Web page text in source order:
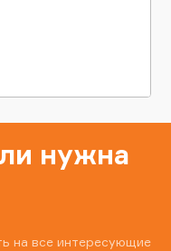
нужна
на все интересующие